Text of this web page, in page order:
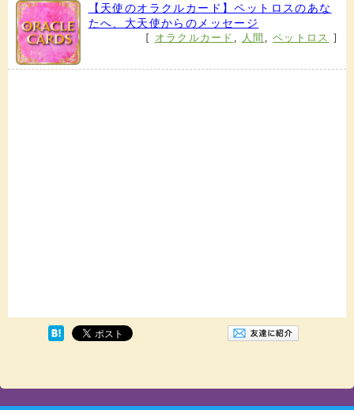
【天使のオラクルカード】ペットロスのあな
たへ、大天使からのメッセージ
[ オラクルカード , 人間 ,ペットロス ]